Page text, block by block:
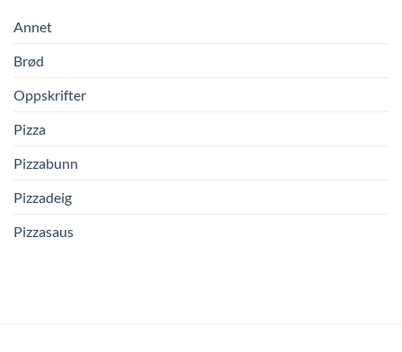
Annet
Brød
Oppskrifter
Pizza
Pizzabunn
Pizzadeig
Pizzasaus